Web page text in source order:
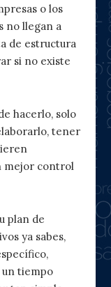
o los
no llegan a
de estructura
si no existe
hacerlo, solo
tener
mejor control
plan de
ya sabes,
un tiempo